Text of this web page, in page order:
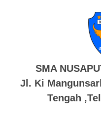
SMA
Jl. Ki
Tengah